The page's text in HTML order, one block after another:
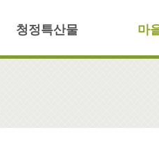
청정특산물 마